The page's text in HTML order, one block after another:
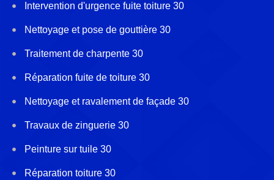
Intervention d'urgence fuite toiture 30
Nettoyage et pose de gouttière 30
Traitement de charpente 30
Réparation fuite de toiture 30
Nettoyage et ravalement de façade 30
Travaux de zinguerie 30
Peinture sur tuile 30
Réparation toiture 30